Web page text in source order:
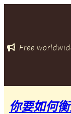
內
Free
你要如何